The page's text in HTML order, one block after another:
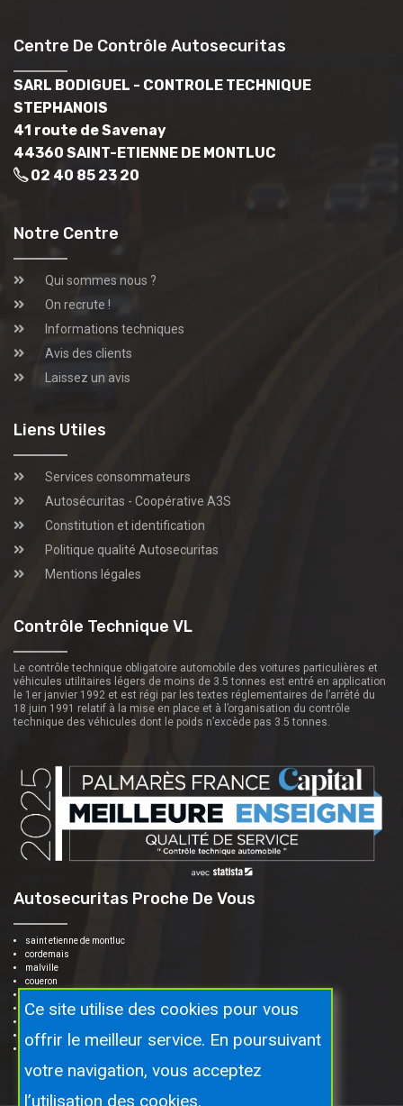
Centre De Contrôle Autosecuritas
SARL BODIGUEL - CONTROLE TECHNIQUE
STEPHANOIS
41 route de Savenay
44360 SAINT-ETIENNE DE MONTLUC
02 40 85 23 20
Notre Centre
Qui sommes nous ?
On recrute !
Informations techniques
Avis des clients
Laissez un avis
Liens Utiles
Services consommateurs
Autosécuritas - Coopérative A3S
Constitution et identification
Politique qualité Autosecuritas
Mentions légales
Contrôle Technique VL
Le contrôle technique obligatoire automobile des voitures particulières et
véhicules utilitaires légers de moins de 3.5 tonnes est entré en application
le 1er janvier 1992 et est régi par les textes réglementaires de l’arrêté du
18 juin 1991 relatif à la mise en place et à l’organisation du contrôle
technique des véhicules dont le poids n’excède pas 3.5 tonnes.
Autosecuritas Proche De Vous
saint etienne de montluc
cordemais
malville
coueron
bouée
sautron
Ce site utilise des cookies pour vous
offrir le meilleur service. En poursuivant
votre navigation, vous acceptez
l’utilisation des cookies.